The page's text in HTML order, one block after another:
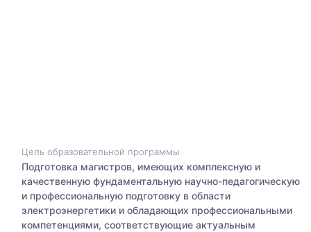
Цель образовательной программы
Подготовка магистров, имеющих комплексную и
качественную фундаментальную научно-педагогическую
и профессиональную подготовку в области
электроэнергетики и обладающих профессиональными
компетенциями, соответствующие актуальным